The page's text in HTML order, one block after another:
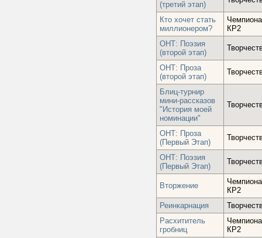
(третий этап)
Кто хочет стать
миллионером?
КР2
ОНТ: Поэзия
(второй этап)
ОНТ: Проза
(второй этап)
Блиц-турнир
мини-рассказов
"История моей
номинации"
ОНТ: Проза
(Первый Этап)
ОНТ: Поэзия
(Первый Этап)
Вторжение
КР2
Реинкарнация
Расхититель
гробниц
КР2